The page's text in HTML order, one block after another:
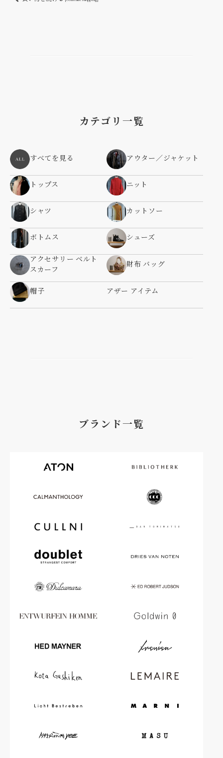
カテゴリ一覧
すべてを見る アウター／ジャケット
トップス ニット
シャツ カットソー
ボトムス シューズ
アクセサリー ベルト
スカーフ
財布 バッグ
帽子 アザー アイテム
ブランド一覧